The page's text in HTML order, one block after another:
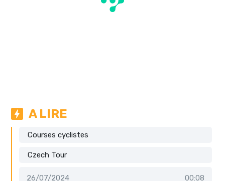
A LIRE
Courses cyclistes
Czech Tour
26/07/2024
00:08